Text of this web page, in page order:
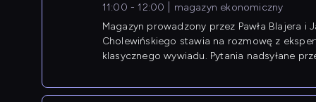
11:00 - 12:00
magazyn ekonomiczny
Magazyn prowadzony przez Pawła Blajera i
Cholewińskiego stawia na rozmowę z
klasycznego wywiadu. Pytania nadsyłane